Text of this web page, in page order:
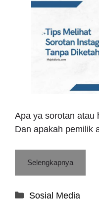
Apa ya sorotan atau
Dan apakah pemilik
Selengkapnya
Categories
Sosial Media